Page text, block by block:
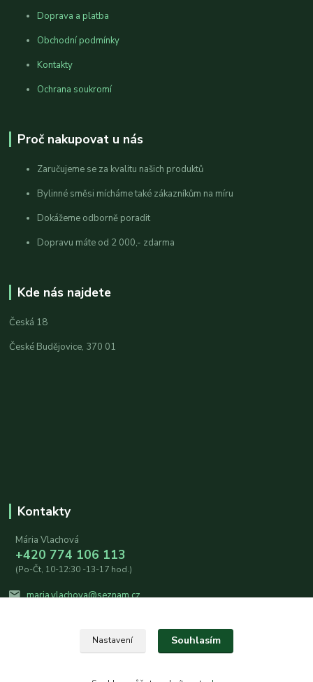
Doprava a platba
Obchodní podmínky
Kontakty
Ochrana soukromí
Proč nakupovat u nás
Zaručujeme se za kvalitu našich produktů
Bylinné směsi mícháme také zákazníkům na míru
Dokážeme odborně poradit
Dopravu máte od 2 000,- zdarma
Kde nás najdete
Česká 18
České Budějovice, 370 01
Kontakty
Mária Vlachová
+420 774 106 113
(Po-Čt, 10-12:30 -13-17 hod.)
maria.vlachova@seznam.cz
Nastavení Souhlasím